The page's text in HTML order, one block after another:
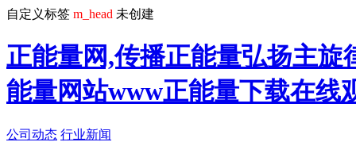
自定义标签 m_head 未创建
正能量网,传播正能量弘扬主
能量网站www正能量下载在线
公司动态 行业新闻